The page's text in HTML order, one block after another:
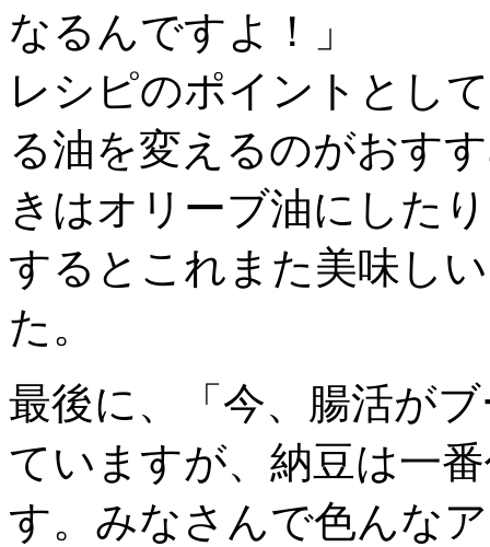
なるんですよ！」
レシピのポイントとし
る油を変えるのがおす
きはオリーブ油にした
するとこれまた美味し
た。
最後に、「今、腸活が
ていますが、納豆は一
す。みなさんで色んな